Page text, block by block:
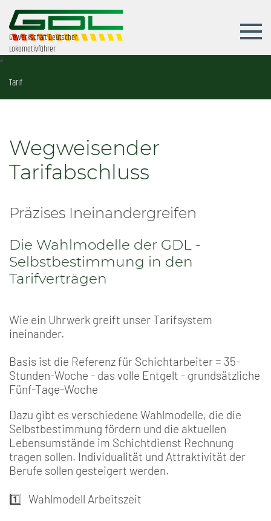
Gewerkschaft Deutscher
Lokomotivführer
Tarif
Wegweisender
Tarifabschluss
Präzises Ineinandergreifen
Die Wahlmodelle der GDL -
Selbstbestimmung in den
Tarifverträgen
Wie ein Uhrwerk greift unser Tarifsystem
ineinander.
Basis ist die Referenz für Schichtarbeiter = 35-
Stunden-Woche - das volle Entgelt - grundsätzliche
Fünf-Tage-Woche
Dazu gibt es verschiedene Wahlmodelle, die die
Selbstbestimmung fördern und die aktuellen
Lebensumstände im Schichtdienst Rechnung
tragen sollen. Individualität und Attraktivität der
Berufe sollen gesteigert werden.
1️⃣ Wahlmodell Arbeitszeit